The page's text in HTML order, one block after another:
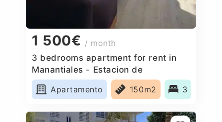
1 500€ / month
3 bedrooms apartment for rent in
Manantiales - Estacion de
Autobuses, Spain
Apartamento
150m2 3